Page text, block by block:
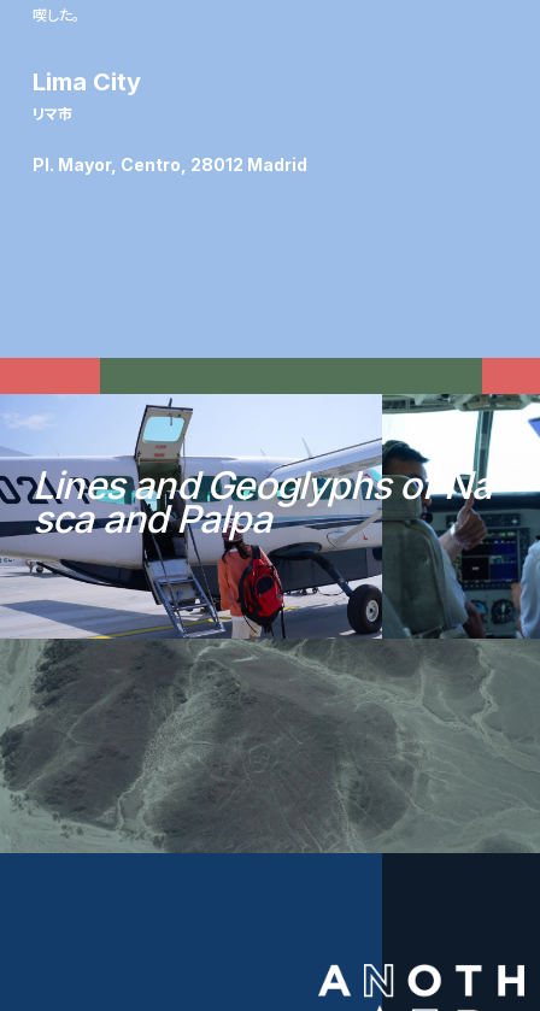
喫した。
Lima City
リマ市
Pl. Mayor, Centro, 28012 Madrid
LinesandGeoglyphsofNa
scaandPalpa